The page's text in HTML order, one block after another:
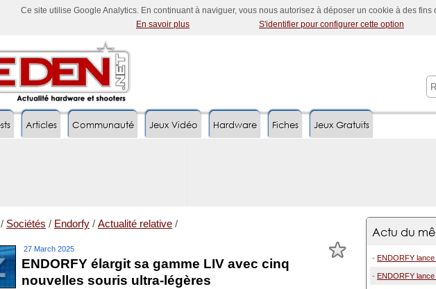
Ce site utilise Google Analytics. En continuant à naviguer, vous nous autorisez à déposer un cookie à des fins
En savoir plus
S'identifier pour configurer cette option
Articles Communauté Jeux Vidéo Hardware Fiches Jeux Gratuits
/ Sociétés / Endorfy / Actualité relative /
27 March 2025
ENDORFY élargit sa gamme LIV avec cinq
nouvelles souris ultra-légères
Actu du
- ENDORFY
- ENDORFY lance